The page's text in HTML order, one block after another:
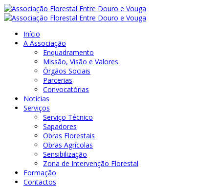
Início
A Associação
Enquadramento
Missão, Visão e Valores
Órgãos Sociais
Parcerias
Convocatórias
Notícias
Serviços
Serviço Técnico
Sapadores
Obras Florestais
Obras Agrícolas
Sensibilização
Zona de Intervenção Florestal
Formação
Contactos